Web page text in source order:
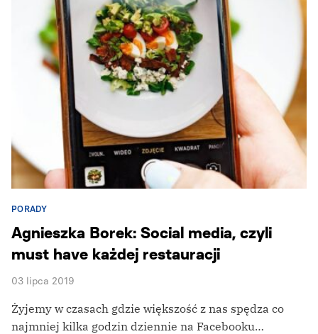
PORADY
Agnieszka Borek: Social media, czyli
must have każdej restauracji
03 lipca 2019
Żyjemy w czasach gdzie większość z nas spędza co
najmniej kilka godzin dziennie na Facebooku…